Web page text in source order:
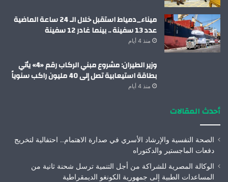
ميناء_دمياط استقبل خلال الـ 24 ساعة الماضية
عدد 13 سفينة .. بينما غادر 12 سفينة
منذ 4 أيام
وزير الطيران: مشروع مبني الركاب رقم «4» يأتي
بطاقة استيعابية تصل إلى 40 مليون راكب سنوياً
منذ 4 أيام
أحدث المقالات
الصحة النفسية والإرشاد الأسري في صدارة الاهتمام.. احتفالية لتخريج
دفعات الماجستير والدكتوراه
الوكالة المصرية للشراكة من أجل التنمية ترسل شحنة ثانية من
المساعدات الطبية إلى جمهورية الكونغو الديمقراطية